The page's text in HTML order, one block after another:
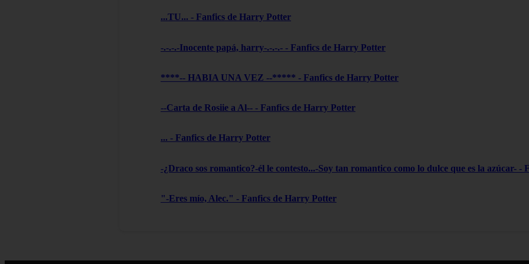
...TU... - Fanfics de Harry Potter
-.-.-.-Inocente papá, harry-.-.-.- - Fanfics de Harry Potter
****-- HABIA UNA VEZ --***** - Fanfics de Harry Potter
--Carta de Rosiie a Al-- - Fanfics de Harry Potter
... - Fanfics de Harry Potter
-¿Draco sos romantico?-él le contesto...-Soy tan romantico como lo dulce que es la azúcar-
"-Eres mío, Alec." - Fanfics de Harry Potter